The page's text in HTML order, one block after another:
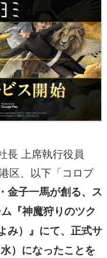
長 上席執行役員
区、以下「コロプ
金子一馬が創る、ス
『神魔狩りのツク
み）』にて、正式サ
）になったことを